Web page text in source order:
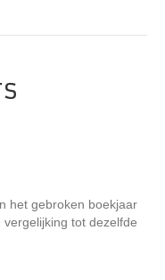
het gebroken boekjaar
tot dezelfde